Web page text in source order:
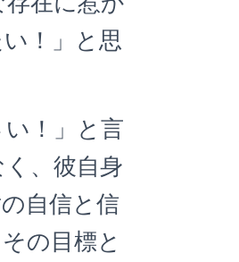
！」と思
！」と言
、彼自身
自信と信
の目標と